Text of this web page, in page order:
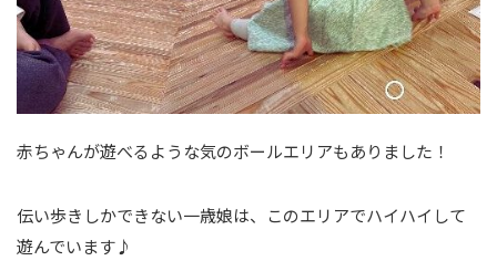
赤ちゃんが遊べるような気のボールエリアもありました！
伝い歩きしかできない一歳娘は、このエリアでハイハイして
遊んでいます♪